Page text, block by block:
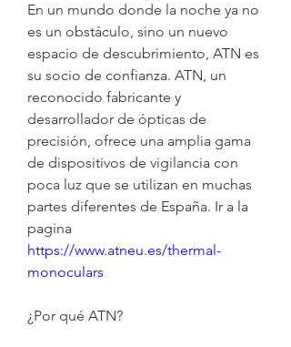
En un mundo donde la noche ya no
es un obstáculo, sino un nuevo
espacio de descubrimiento, ATN es
su socio de confianza. ATN, un
reconocido fabricante y
desarrollador de ópticas de
precisión, ofrece una amplia gama
de dispositivos de vigilancia con
poca luz que se utilizan en muchas
partes diferentes de España. Ir a la
https://www.atneu.es/thermal-
monoculars
¿Por qué ATN?